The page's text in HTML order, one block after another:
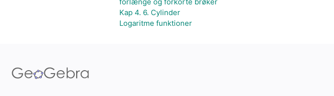
Kap 4. 6. Cylinder
Logaritme funktioner